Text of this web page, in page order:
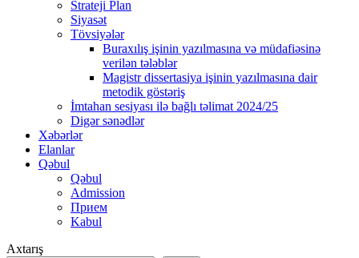
Strateji Plan
Siyasət
Tövsiyələr
Buraxılış işinin yazılmasına və müdafiəsinə
verilən tələblər
Magistr dissertasiya işinin yazılmasına dair
metodik göstəriş
İmtahan sesiyası ilə bağlı təlimat 2024/25
Digər sənədlər
Xəbərlər
Elanlar
Qəbul
Qəbul
Admission
Прием
Kabul
Axtarış